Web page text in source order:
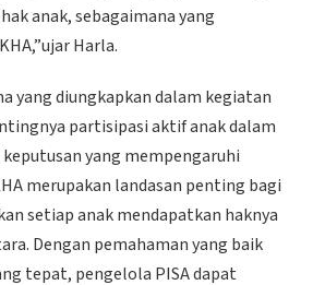
anak, sebagaimana yang
Harla.
yang diungkapkan dalam kegiatan
partisipasi aktif anak dalam
yang mempengaruhi
merupakan landasan penting bagi
setiap anak mendapatkan haknya
Dengan pemahaman yang baik
tepat, pengelola PISA dapat